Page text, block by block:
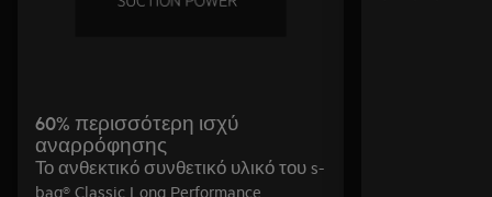
60% περισσότερη ισχύ
αναρρόφησης
Το ανθεκτικό συνθετικό υλικό του s-
bag® Classic Long Performance